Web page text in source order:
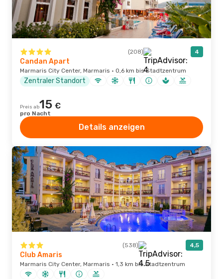
(208) 4
Candan Apart
Marmaris City Center, Marmaris · 0,6 km bis Stadtzentrum
Zentraler Standort
Preis ab15 €
pro Nacht
Details anzeigen
(538) 4,5
Club Amaris
Marmaris City Center, Marmaris · 1,3 km bis Stadtzentrum